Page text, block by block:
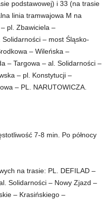
podstawowej) i 33 (na trasie
linia tramwajowa M na
pl. Zbawiciela –
Solidarności – most Śląsko-
– Wileńska –
– Targowa – al. Solidarności –
– pl. Konstytucji –
– PL. NARUTOWICZA.
7-8 min. Po północy
na trasie: PL. DEFILAD –
Solidarności – Nowy Zjazd –
– Krasińskiego –